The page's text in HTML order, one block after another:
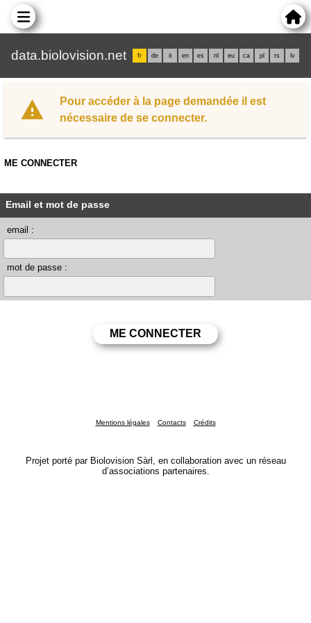
data.biolovision.net fr de it en es nl eu ca pl rs lv
Pour accéder à la page demandée il est
nécessaire de se connecter.
ME CONNECTER
Email et mot de passe
email :
mot de passe :
Mentions légales Contacts Crédits
Projet porté par Biolovision Sàrl, en collaboration avec un réseau
d’associations partenaires.